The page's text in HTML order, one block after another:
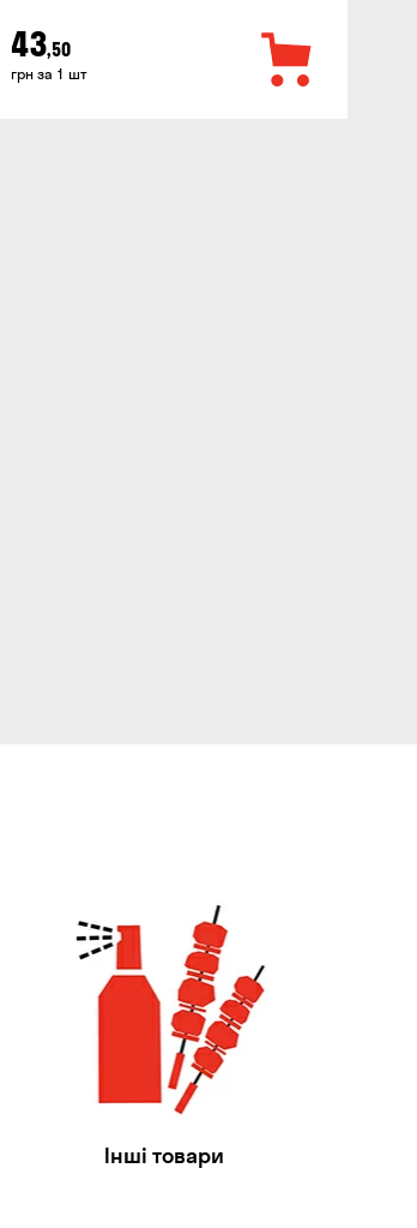
43,50
грн за 1 шт
Інші товари